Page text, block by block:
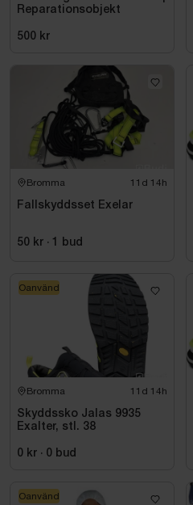
Reparationsobjekt
500 kr
Bromma 11d 14h
Fallskyddsset Exelar
50 kr · 1 bud
Bromma 11d 14h
Skyddssko Jalas 9935
Exalter, stl. 38
0 kr · 0 bud
Oanvänd
Oanvänd